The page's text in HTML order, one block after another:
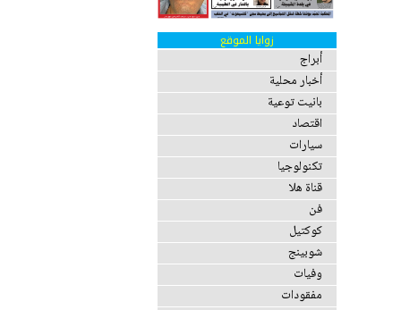
زوايا الموقع
أبراج
أخبار محلية
بانيت توعية
اقتصاد
سيارات
تكنولوجيا
قناة هلا
فن
كوكتيل
شوبينج
وفيات
مفقودات